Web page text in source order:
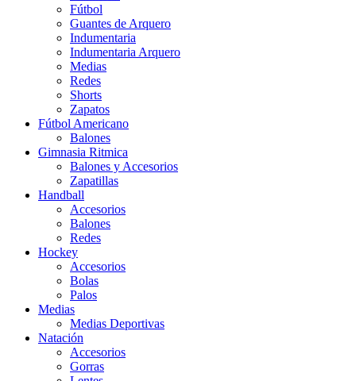
Fútbol
Guantes de Arquero
Indumentaria
Indumentaria Arquero
Medias
Redes
Shorts
Zapatos
Fútbol Americano
Balones
Gimnasia Ritmica
Balones y Accesorios
Zapatillas
Handball
Accesorios
Balones
Redes
Hockey
Accesorios
Bolas
Palos
Medias
Medias Deportivas
Natación
Accesorios
Gorras